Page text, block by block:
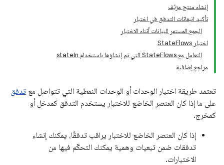
إنشاء منتج مزيّف
تأكيد انبعاثات التدفق في اختبار
الجمع المستمر للبيانات أثناء الاختبار
اختبار StateFlows
التعامل مع StateFlows التي تم إنشاؤها باستخدام stateIn
مراجع إضافية
تعتمد طريقة اختبار الوحدات أو الوحدات النمطية التي تتواصل مع تدفق
على ما إذا كان العنصر الخاضع للاختبار يستخدم التدفق كمدخل أو
كمخرج.
إذا كان العنصر الخاضع للاختبار يراقب تدفقًا، يمكنك إنشاء
تدفقات ضمن تبعيات وهمية يمكنك التحكّم فيها من
الاختبارات.